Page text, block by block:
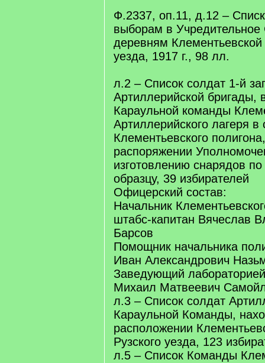
Ф.2337, оп.11, д.12 –
выборам в Учредительное
деревням Клементьевской
уезда, 1917 г., 98 лл.
л.2 – Список солдат 1-й
Артиллерийской бригады,
Караульной команды
Артиллерийского лагеря
Клементьевского
распоряжении
изготовлению снарядов
образцу, 39 избирателей
Офицерский состав:
Начальник
штабс-капитан Вячеслав
Барсов
Помощник начальника
Иван Александрович
Заведующий
Михаил Матвеевич
л.3 – Список солдат
Караульной Команды,
расположении
Рузского уезда, 123
л.5 – Список Команды